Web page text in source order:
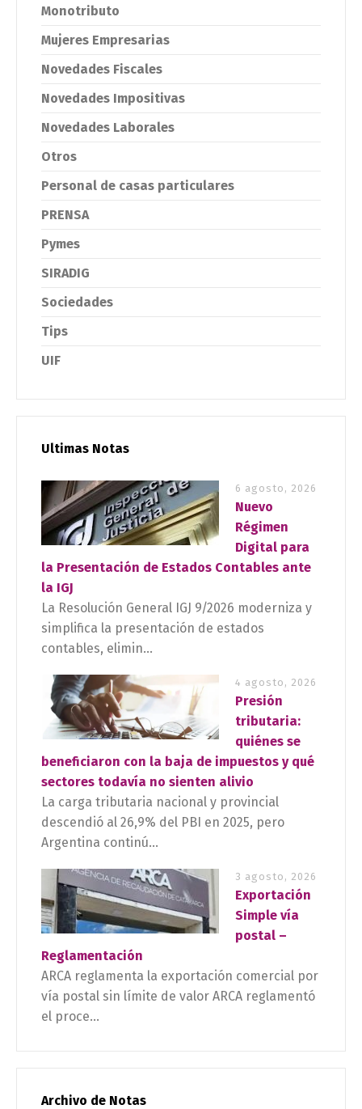
Monotributo
Mujeres Empresarias
Novedades Fiscales
Novedades Impositivas
Novedades Laborales
Otros
Personal de casas particulares
PRENSA
Pymes
SIRADIG
Sociedades
Tips
UIF
Ultimas Notas
6 agosto, 2026
Nuevo
Régimen
Digital para
la Presentación de Estados Contables ante
la IGJ
La Resolución General IGJ 9/2026 moderniza y
simplifica la presentación de estados
contables, elimin...
4 agosto, 2026
Presión
tributaria:
quiénes se
beneficiaron con la baja de impuestos y qué
sectores todavía no sienten alivio
La carga tributaria nacional y provincial
descendió al 26,9% del PBI en 2025, pero
Argentina continú...
3 agosto, 2026
Exportación
Simple vía
postal –
Reglamentación
ARCA reglamenta la exportación comercial por
vía postal sin límite de valor ARCA reglamentó
el proce...
Archivo de Notas